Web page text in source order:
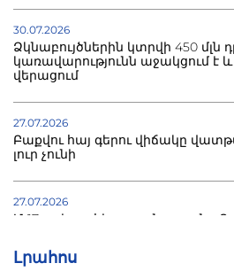
Լրահոս
30.07.2026
Ձկնաբույծներին կտրվի 450 մլն
կառավարությունն աջակցում է
վերացում
27.07.2026
Բաքվու հայ գերու վիճակը
լուր չունի
27.07.2026
Մ-17 աշխարհի առաջնությունը